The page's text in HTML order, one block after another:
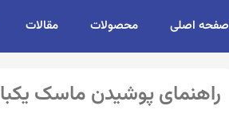
صفحه اصلی محصولات مقالات
راهنمای پوشیدن ماسک